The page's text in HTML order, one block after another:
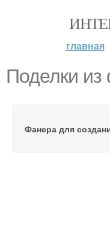
главная
Поделки
Фанера для